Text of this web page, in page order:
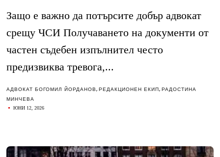
Защо е важно да потърсите добър адвокат
срещу ЧСИ Получаването на документи от
частен съдебен изпълнител често
предизвиква тревога,...
АДВОКАТ БОГОМИЛ ЙОРДАНОВ,РЕДАКЦИОНЕН ЕКИП,РАДОСТИНА
МИНЧЕВА
ЮНИ 12, 2026